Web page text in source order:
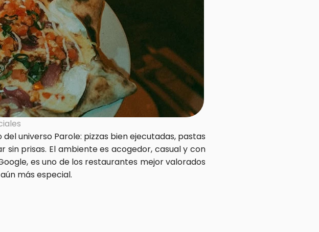
universo Parole: pizzas bien ejecutadas, pastas
prisas. El ambiente es acogedor, casual y con
es uno de los restaurantes mejor valorados
más especial.